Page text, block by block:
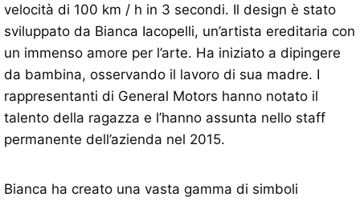
velocità di 100 km / h in 3 secondi. Il design è stato
sviluppato da Bianca Iacopelli, un’artista ereditaria con
un immenso amore per l’arte. Ha iniziato a dipingere
da bambina, osservando il lavoro di sua madre. I
rappresentanti di General Motors hanno notato il
talento della ragazza e l’hanno assunta nello staff
permanente dell’azienda nel 2015.
Bianca ha creato una vasta gamma di simboli